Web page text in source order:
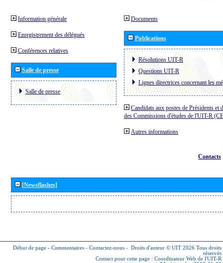
Information générale
Enregistrement des délégués
Conférences relatives
Salle de presse
Salle de presse
Documents
Publications
Résolutions UIT-R
Questions UIT-R
Lignes directrices concernant les
Candidats aux postes de Présidents et
des Commissions d'études de l'UIT-R
Autres informations
Contacts
[Newsflashes]
Début de page - Commentaires - Contactez-nous - Droits d'auteur © UIT 2026 Tous droits
réservés
Contact pour cette page : Coordinateur Web de l'UIT-R